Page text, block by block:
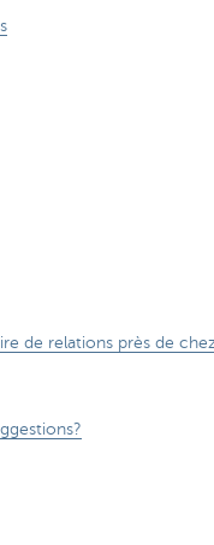
de relations près de